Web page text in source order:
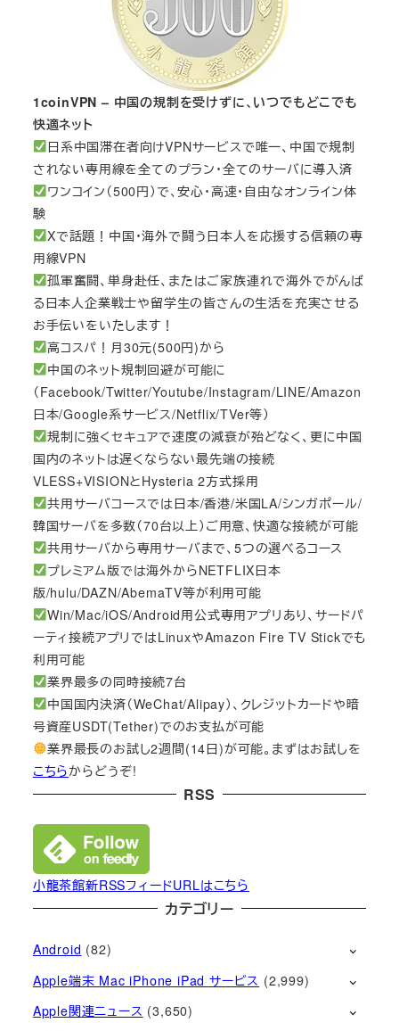
1coinVPN – 中国の規制を受けずに、いつでもどこでも
快適ネット
日系中国滞在者向けVPNサービスで唯一、中国で規制
されない専用線を全てのプラン・全てのサーバに導入済
ワンコイン（500円）で、安心・高速・自由なオンライン体
験
Xで話題！中国・海外で闘う日本人を応援する信頼の専
用線VPN
孤軍奮闘、単身赴任、またはご家族連れで海外でがんば
る日本人企業戦士や留学生の皆さんの生活を充実させる
お手伝いをいたします！
高コスパ！月30元(500円)から
中国のネット規制回避が可能に
（Facebook/Twitter/Youtube/Instagram/LINE/Amazon
日本/Google系サービス/Netflix/TVer等）
規制に強くセキュアで速度の減衰が殆どなく、更に中国
国内のネットは遅くならない最先端の接続
VLESS+VISIONとHysteria 2方式採用
共用サーバコースでは日本/香港/米国LA/シンガポール/
韓国サーバを多数（70台以上）ご用意、快適な接続が可能
共用サーバから専用サーバまで、5つの選べるコース
プレミアム版では海外からNETFLIX日本
版/hulu/DAZN/AbemaTV等が利用可能
Win/Mac/iOS/Android用公式専用アプリあり、サードパ
ーティ接続アプリではLinuxやAmazon Fire TV Stickでも
利用可能
業界最多の同時接続7台
中国国内決済（WeChat/Alipay）、クレジットカードや暗
号資産USDT(Tether)でのお支払が可能
業界最長のお試し2週間(14日)が可能。まずはお試しを
こちらからどうぞ!
RSS
小龍茶館新RSSフィードURLはこちら
カテゴリー
Android (82)
Apple端末 Mac iPhone iPad サービス (2,999)
Apple関連ニュース (3,650)